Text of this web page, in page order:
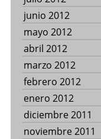
junio 2012
mayo 2012
abril 2012
marzo 2012
febrero 2012
enero 2012
diciembre 2011
noviembre 2011